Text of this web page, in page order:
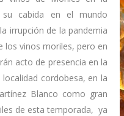
su cabida en el mundo
irrupción de la pandemia
los vinos moriles, pero en
acto de presencia en la
cordobesa, en la
Blanco como gran
de esta temporada, ya